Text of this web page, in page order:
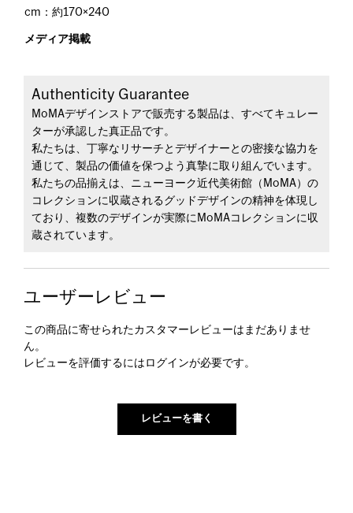
cm：約170×240
メディア掲載
Authenticity Guarantee
MoMAデザインストアで販売する製品は、すべてキュレー
ターが承認した真正品です。
私たちは、丁寧なリサーチとデザイナーとの密接な協力を
通じて、製品の価値を保つよう真摯に取り組んでいます。
私たちの品揃えは、ニューヨーク近代美術館（MoMA）の
コレクションに収蔵されるグッドデザインの精神を体現し
ており、複数のデザインが実際にMoMAコレクションに収
蔵されています。
ユーザーレビュー
この商品に寄せられたカスタマーレビューはまだありませ
ん。
レビューを評価するには ログインが必要です。